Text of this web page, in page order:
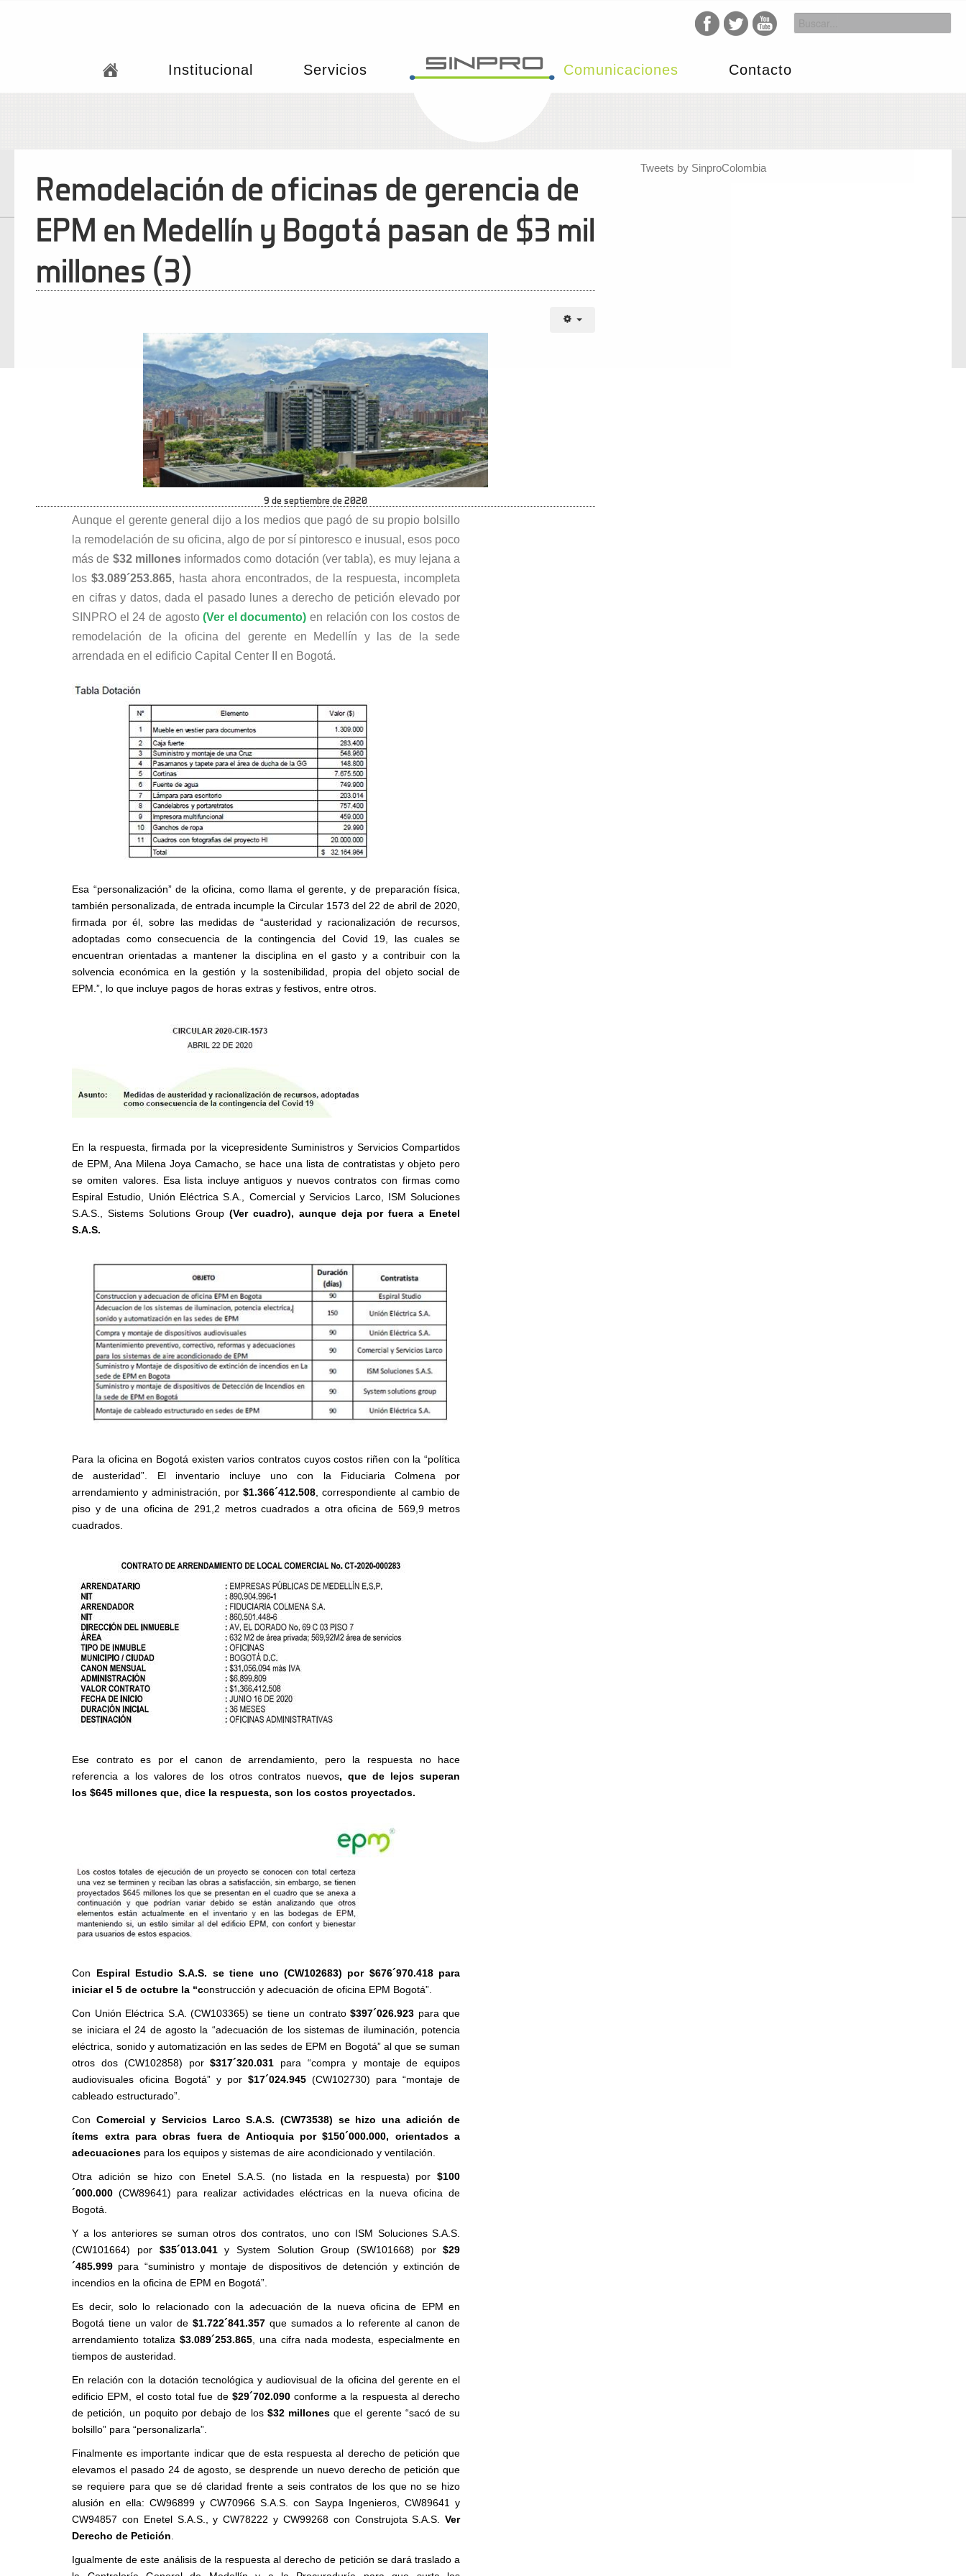
Institucional Servicios Comunicaciones Contacto
Remodelación de oficinas de gerencia de
EPM en Medellín y Bogotá pasan de $3 mil
millones (3)
9 de septiembre de 2020
Aunque el gerente general dijo a los medios que pagó de su propio bolsillo
la remodelación de su oficina, algo de por sí pintoresco e inusual, esos poco
más de $32 millonesinformados como dotación (ver tabla), es muy lejana a
los$3.089´253.865, hasta ahora encontrados, de la respuesta, incompleta
en cifras y datos, dada el pasado lunes a derecho de petición elevado por
SINPRO el 24 de agosto(Ver el documento) en relación con los costos de
remodelación de la oficina del gerente en Medellín y las de la sede
arrendada en el edificio Capital Center II en Bogotá.
Esa “personalización” de la oficina, como llama el gerente, y de preparación física,
también personalizada, de entrada incumple la Circular 1573 del 22 de abril de 2020,
firmada por él, sobre las medidas de “austeridad y racionalización de recursos,
adoptadas como consecuencia de la contingencia del Covid 19, las cuales se
encuentran orientadas a mantener la disciplina en el gasto y a contribuir con la
solvencia económica en la gestión y la sostenibilidad, propia del objeto social de
EPM.”, lo que incluye pagos de horas extras y festivos, entre otros.
En la respuesta, firmada por la vicepresidente Suministros y Servicios Compartidos
de EPM, Ana Milena Joya Camacho, se hace una lista de contratistas y objeto pero
se omiten valores. Esa lista incluye antiguos y nuevos contratos con firmas como
Espiral Estudio, Unión Eléctrica S.A., Comercial y Servicios Larco, ISM Soluciones
S.A.S., Sistems Solutions Group(Ver cuadro), aunque deja por fuera a Enetel
S.A.S.
Para la oficina en Bogotá existen varios contratos cuyos costos riñen con la “política
de austeridad”. El inventario incluye uno con la Fiduciaria Colmena por
arrendamiento y administración, por$1.366´412.508 , correspondiente al cambio de
piso y de una oficina de 291,2 metros cuadrados a otra oficina de 569,9 metros
cuadrados.
Ese contrato es por el canon de arrendamiento, pero la respuesta no hace
referencia a los valores de los otros contratos nuevos, que de lejos superan
los$645 millones que, dice la respuesta, son los costos proyectados.
Con Espiral Estudio S.A.S. se tiene uno (CW102683) por $676´970.418 para
iniciar el 5 de octubre la “construcción y adecuación de oficina EPM Bogotá”.
Con Unión Eléctrica S.A. (CW103365) se tiene un contrato$397´026.923 para que
se iniciara el 24 de agosto la “adecuación de los sistemas de iluminación, potencia
eléctrica, sonido y automatización en las sedes de EPM en Bogotá” al que se suman
otros dos (CW102858) por$317´320.031 para “compra y montaje de equipos
audiovisuales oficina Bogotá” y por$17´024.945 (CW102730) para “montaje de
cableado estructurado”.
Con Comercial y Servicios Larco S.A.S. (CW73538) se hizo una adición de
ítems extra para obras fuera de Antioquia por$150´000.000, orientados a
adecuaciones para los equipos y sistemas de aire acondicionado y ventilación.
Otra adición se hizo con Enetel S.A.S. (no listada en la respuesta) por$100
´000.000 (CW89641) para realizar actividades eléctricas en la nueva oficina de
Bogotá.
Y a los anteriores se suman otros dos contratos, uno con ISM Soluciones S.A.S.
(CW101664) por $35´013.041y System Solution Group (SW101668) por$29
´485.999 para “suministro y montaje de dispositivos de detención y extinción de
incendios en la oficina de EPM en Bogotá”.
Es decir, solo lo relacionado con la adecuación de la nueva oficina de EPM en
Bogotá tiene un valor de$1.722´841.357 que sumados a lo referente al canon de
arrendamiento totaliza $3.089´253.865, una cifra nada modesta, especialmente en
tiempos de austeridad.
En relación con la dotación tecnológica y audiovisual de la oficina del gerente en el
edificio EPM, el costo total fue de $29´702.090conforme a la respuesta al derecho
de petición, un poquito por debajo de los $32 millonesque el gerente “sacó de su
bolsillo” para “personalizarla”.
Finalmente es importante indicar que de esta respuesta al derecho de petición que
elevamos el pasado 24 de agosto, se desprende un nuevo derecho de petición que
se requiere para que se dé claridad frente a seis contratos de los que no se hizo
alusión en ella: CW96899 y CW70966 S.A.S. con Saypa Ingenieros, CW89641 y
CW94857 con Enetel S.A.S., y CW78222 y CW99268 con Construjota S.A.S.Ver
Derecho de Petición
Igualmente de este análisis de la respuesta al derecho de petición se dará traslado a
Tweets by SinproColombia